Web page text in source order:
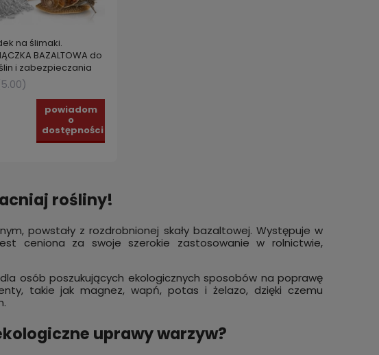
na ślimaki.
BAZALTOWA do
i zabezpieczania
20 kg
5.00)
powiadom
o
dostępności
rośliny!
powstały z rozdrobnionej skały bazaltowej. Występuje w
ceniona za swoje szerokie zastosowanie w rolnictwie,
osób poszukujących ekologicznych sposobów na poprawę
takie jak magnez, wapń, potas i żelazo, dzięki czemu
uprawy warzyw?